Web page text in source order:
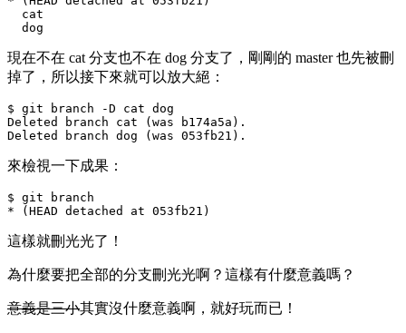
  cat
現在不在 cat分支也不在 dog 分支了，剛剛的 master也先被刪
掉了，所以接下來就可以放大絕：
$ git branch -D cat dog
Deleted branch cat (was b174a5a).
來檢視一下成果：
$ git branch
這樣就刪光光了！
為什麼要把全部的分支刪光光啊？這樣有什麼意義嗎？
意義是三小其實沒什麼意義啊，就好玩而已！